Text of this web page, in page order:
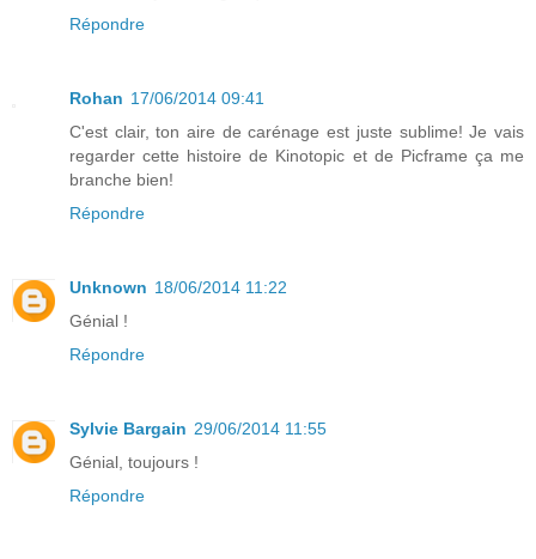
Répondre
Rohan 17/06/2014 09:41
C'est clair, ton aire de carénage est juste sublime! Je vais
regarder cette histoire de Kinotopic et de Picframe ça me
branche bien!
Répondre
Unknown 18/06/2014 11:22
Génial !
Répondre
Sylvie Bargain 29/06/2014 11:55
Génial, toujours !
Répondre